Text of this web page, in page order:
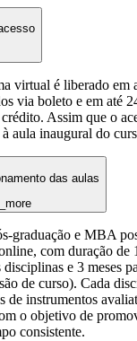
virtual é liberado em
via boleto e em até
Assim que o
aula inaugural do
das aulas
graduação e MBA
com duração de
disciplinas e 3 meses
de curso). Cada
de instrumentos
o objetivo de
consistente.